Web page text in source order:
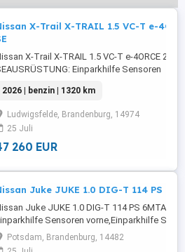
X-Trail X-TRAIL 1.5 VC-T e-
X-Trail X-TRAIL 1.5 VC-T e-4ORCE 213
Einparkhilfe Sensoren
2026 | benzin | 1320 km
Ludwigsfelde, Brandenburg, 14974
25 Juli
260 EUR
Juke JUKE 1.0 DIG-T 114 PS 6MT
Juke JUKE 1.0 DIG-T 114 PS
Sensoren vorne,Einparkhilfe
Potsdam, Brandenburg, 14482